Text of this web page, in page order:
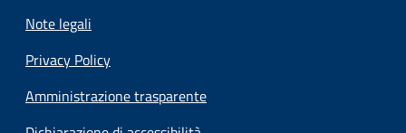
Note legali
Privacy Policy
Amministrazione trasparente